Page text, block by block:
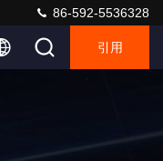
86-592-5536328
引用